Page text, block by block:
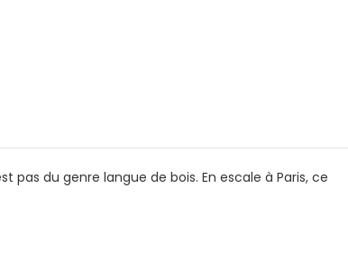
pas du genre langue de bois. En escale à Paris, ce